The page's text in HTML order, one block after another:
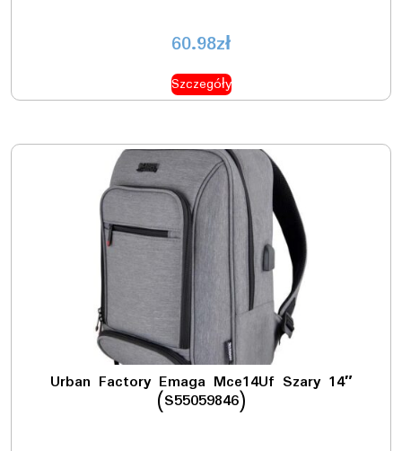
60.98zł
Szczegóły
Urban Factory Emaga Mce14Uf Szary 14″
(S55059846)